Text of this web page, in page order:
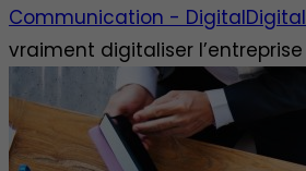
Communication - DigitalDigital
vraiment digitaliser l’entreprise